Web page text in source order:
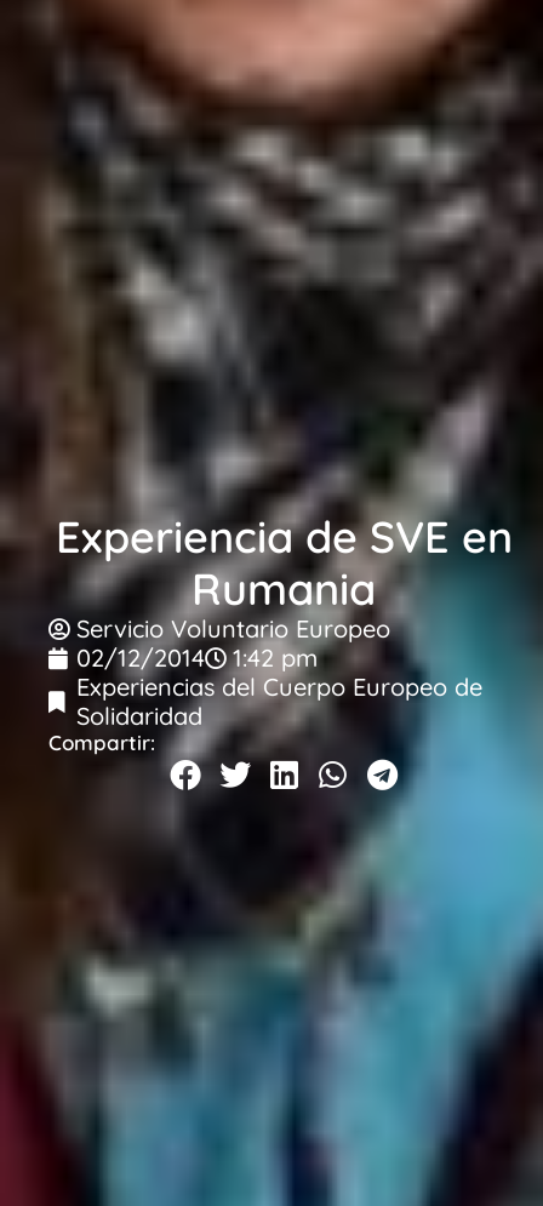
Experiencia de SVE en
Rumania
Servicio Voluntario Europeo
02/12/2014
1:42 pm
Experiencias del Cuerpo Europeo de
Solidaridad
Compartir: